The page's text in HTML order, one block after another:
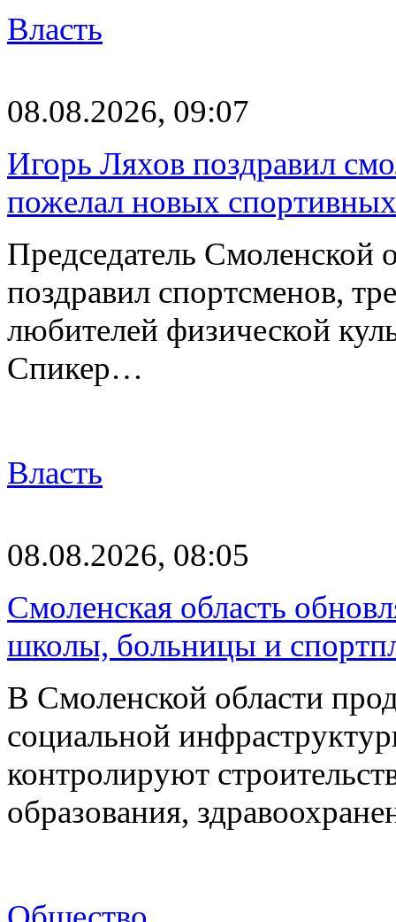
Власть
08.08.2026, 09:07
Игорь Ляхов поздравил
пожелал новых
Председатель
поздравил спортсменов,
любителей физической
Спикер…
Власть
08.08.2026, 08:05
Смоленская область
школы, больницы и
В Смоленской области
социальной
контролируют
образования,